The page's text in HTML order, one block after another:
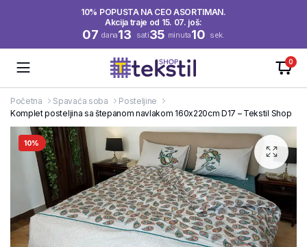
10% POPUSTA NA CEO ASORTIMAN.
Akcija traje od 15. 07. još:
07 dana13 sati35 minuta10 sek.
0
Početna Spavaća soba
Posteljine
Komplet posteljina sa štepanom navlakom 160x220cm D17 – Tekstil Shop
10%